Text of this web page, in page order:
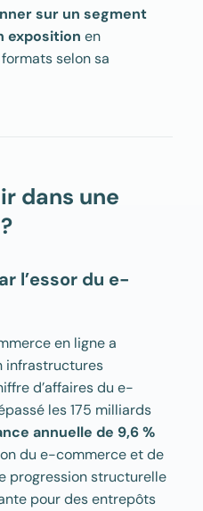
sur un segment
exposition en
selon sa
dans une
l’essor du e-
en ligne a
infrastructures
d’affaires du e-
les 175 milliards
annuelle de 9,6 %
du e-commerce et de
progression structurelle
pour des entrepôts